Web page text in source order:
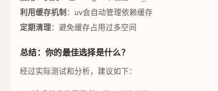
利用缓存机制 ：uv会自动管理依赖缓存
定期清理：避免缓存占用过多空间
总结：你的最佳选择是什么？
经过实际测试和分析，建议如下：